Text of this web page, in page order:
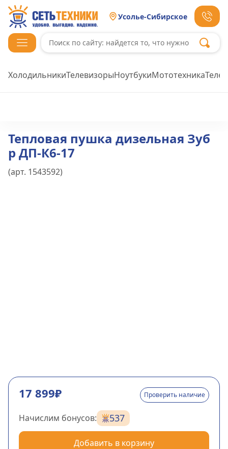
Усолье-Сибирское
ХолодильникиТелевизорыНоутбукиМототехника
Тепловая пушка дизельная Зуб
р ДП-К6-17
(арт. 1543592)
17 899₽ Проверить наличие
Начислим бонусов: 537
Добавить в корзину